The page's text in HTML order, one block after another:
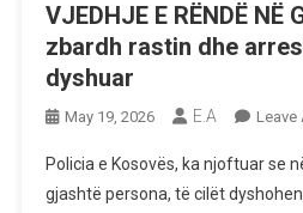
VJEDHJE E RËNDË NË
zbardh rastin dhe
dyshuar
May 19, 2026 E.A Leave
Policia e Kosovës, ka njoftuar se
gjashtë persona, të cilët